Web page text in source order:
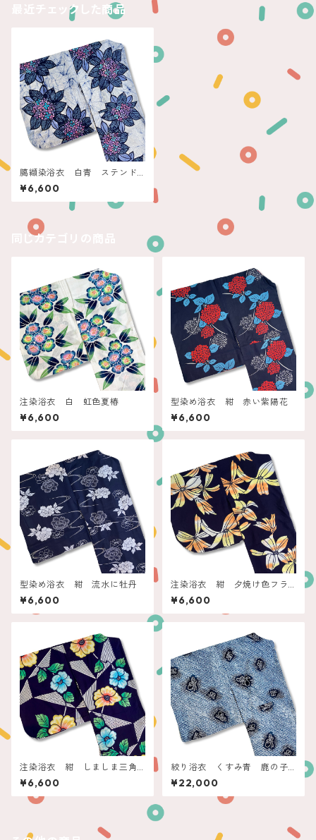
最近チェックした商品
臈纈染浴衣 白青 ステンド
グラス紫陽花
¥6,600
同じカテゴリの商品
注染浴衣 白 虹色夏椿
¥6,600
型染め浴衣 紺 赤い紫陽花
¥6,600
型染め浴衣 紺 流水に牡丹
¥6,600
注染浴衣 紺 夕焼け色フラ
ワー
¥6,600
注染浴衣 紺 しましま三角
とお花
¥6,600
絞り浴衣 くすみ青 鹿の子
にプチ蝶々
¥22,000